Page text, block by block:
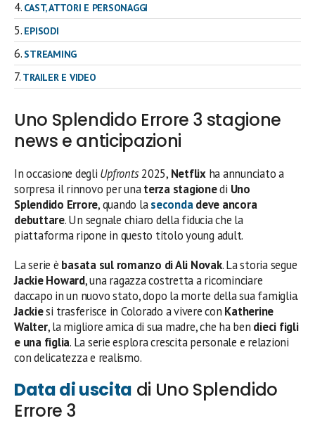
CAST, ATTORI E PERSONAGGI
EPISODI
STREAMING
TRAILER E VIDEO
Uno Splendido Errore 3 stagione
news e anticipazioni
In occasione degli Upfronts2025, Netflixha annunciato a
sorpresa il rinnovo per unaterza stagionedi Uno
Splendido Errore, quando lasecondadeve ancora
debuttare. Un segnale chiaro della fiducia che la
piattaforma ripone in questo titolo young adult.
La serie è basata sul romanzo di Ali Novak. La storia segue
Jackie Howard, una ragazza costretta a ricominciare
daccapo in un nuovo stato, dopo la morte della sua famiglia.
Jackiesi trasferisce in Colorado a vivere con Katherine
Walter, la migliore amica di sua madre, che ha ben dieci figli
e una figlia. La serie esplora crescita personale e relazioni
con delicatezza e realismo.
Data di uscita di Uno Splendido
Errore 3